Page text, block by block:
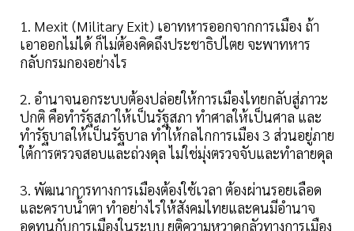
1. Mexit (Military Exit) เอาทหารออกจากการเมือง ถ้า
เอาออกไม่ได้ ก็ไม่ต้องคิดถึงประชาธิปไตย จะพาทหาร
กลับกรมกองอย่างไร
2. อำนาจนอกระบบต้องปล่อยให้การเมืองไทยกลับสู่ภาวะ
ปกติ คือทำรัฐสภาให้เป็นรัฐสภา ทำศาลให้เป็นศาล และ
ทำรัฐบาลให้เป็นรัฐบาล ทำให้กลไกการเมือง 3 ส่วนอยู่ภาย
ใต้การตรวจสอบและถ่วงดุล ไม่ใช่มุ่งตรวจจับและทำลายดุล
3. พัฒนาการทางการเมืองต้องใช้เวลา ต้องผ่านรอยเลือด
และคราบน้ำตา ทำอย่างไรให้สังคมไทยและคนมีอำนาจ
อดทนกับการเมืองในระบบ ยุติความหวาดกลัวทางการเมือง